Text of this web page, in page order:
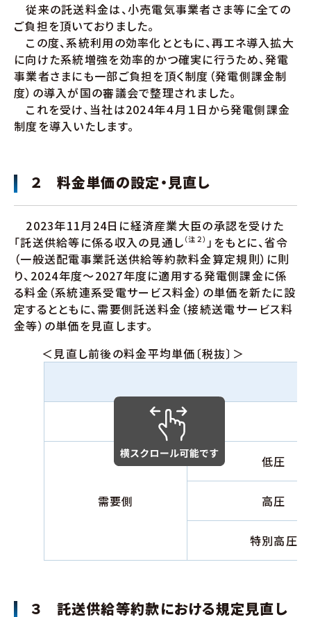
従来の託送料金は、小売電気事業者さま等に全ての
ご負担を頂いておりました。
この度、系統利用の効率化とともに、再エネ導入拡大
に向けた系統増強を効率的かつ確実に行うため、発電
事業者さまにも一部ご負担を頂く制度（発電側課金制
度）の導入が国の審議会で整理されました。
これを受け、当社は2024年４月１日から発電側課金
制度を導入いたします。
２ 料金単価の設定・見直し
2023年11月24日に経済産業大臣の承認を受けた
「託送供給等に係る収入の見通し （注２） 」をもとに、省令
（一般送配電事業託送供給等約款料金算定規則）に則
り、2024年度～2027年度に適用する発電側課金に係
る料金（系統連系受電サービス料金）の単価を新たに設
定するとともに、需要側託送料金（接続送電サービス料
金等）の単価を見直します。
＜見直し前後の料金平均単価〔税抜〕＞
発電側
需要側
低圧
高圧
特別高圧
３ 託送供給等約款における規定見直し